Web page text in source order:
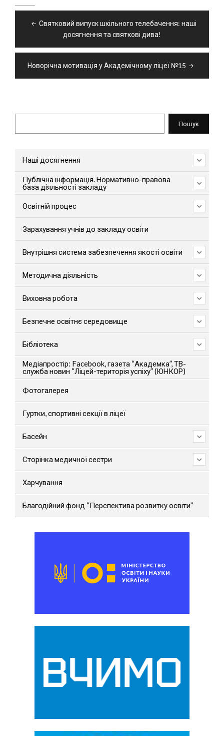
записівСвятковий випуск шкільного телебачення: наші
досягнення та святкові дива!
Новорічна мотивація у Академічному ліцеї №15
Пошук
Наші досягнення
Публічна інформація. Нормативно-правова
база діяльності закладу
Освітній процес
Зарахування учнів до закладу освіти
Внутрішня система забезпечення якості освіти
Методична діяльність
Виховна робота
Безпечне освітнє середовище
Бібліотека
Медіапростір: Facebook, газета “Академка”, ТВ-
служба новин “Ліцей-територія успіху” (ЮНКОР)
Фотогалерея
Гуртки, спортивні секції в ліцеї
Басейн
Сторінка медичної сестри
Харчування
Благодійний фонд “Перспектива розвитку освіти”